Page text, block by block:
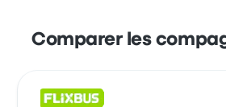
Comparer les